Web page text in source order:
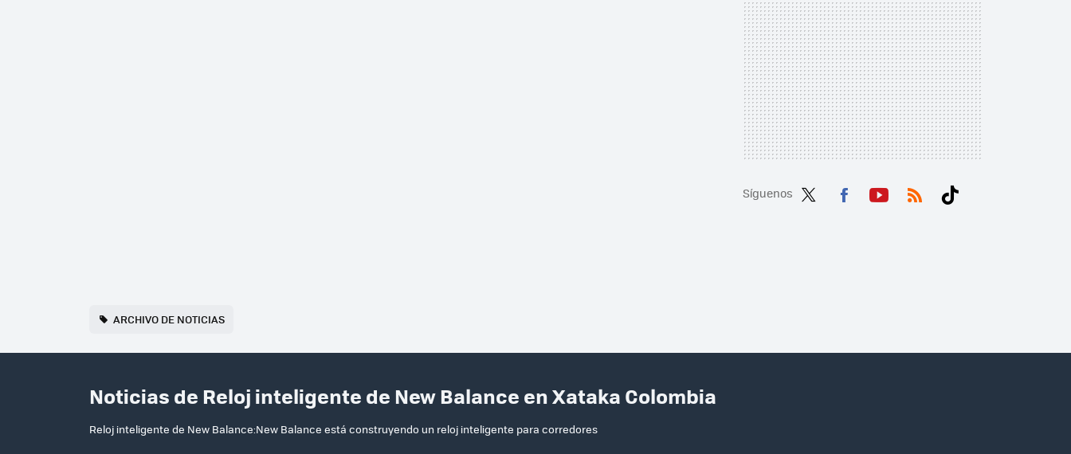
Síguenos
ARCHIVO DE NOTICIAS
Noticias de Reloj inteligente de New Balance en Xataka Colombia
Reloj inteligente de New Balance:New Balance está construyendo un reloj inteligente para corredores